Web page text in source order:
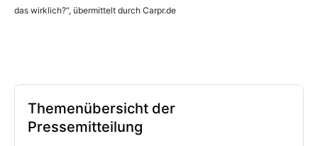
das wirklich?“, übermittelt durch Carpr.de
Themenübersicht der
Pressemitteilung